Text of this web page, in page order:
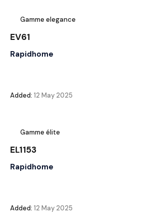
Gamme elegance
EV61
Rapidhome
Added: 12 May 2025
Gamme élite
EL1153
Rapidhome
Added: 12 May 2025